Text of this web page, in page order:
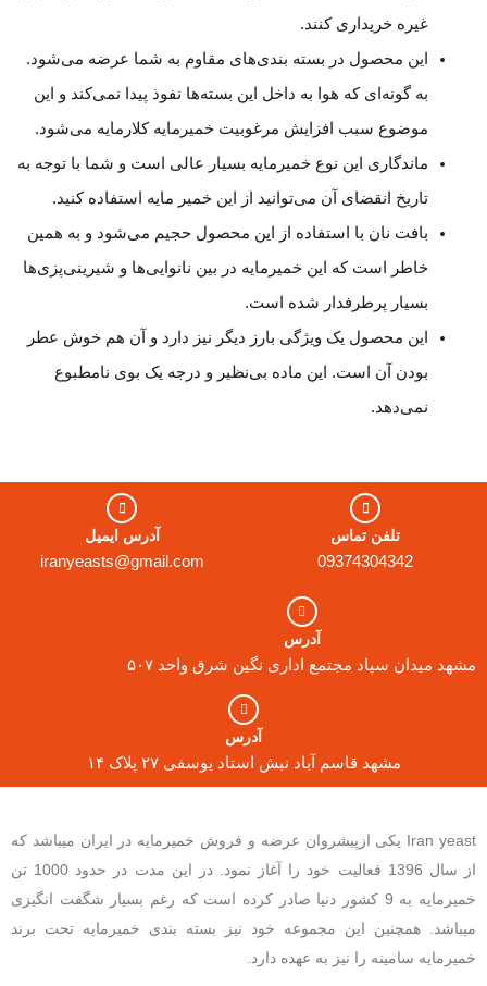
غیره خریداری کنند.
این محصول در بسته بندی‌های مقاوم به شما عرضه می‌شود.
به گونه‌ای که هوا به داخل این بسته‌ها نفوذ پیدا نمی‌کند و این
موضوع سبب افزایش مرغوبیت خمیرمایه کلارمایه می‌شود.
ماندگاری این نوع خمیرمایه بسیار عالی است و شما با توجه به
تاریخ انقضای آن می‌توانید از این خمیر مایه استفاده کنید.
بافت نان با استفاده از این محصول حجیم می‌شود و به همین
خاطر است که این خمیرمایه در بین نانوایی‌ها و شیرینی‌پزی‌ها
بسیار پرطرفدار شده است.
این محصول یک ویژگی بارز دیگر نیز دارد و آن هم خوش‌ عطر
بودن آن است. این ماده بی‌نظیر و درجه یک بوی نامطبوع
نمی‌دهد.
تلفن تماس
09374304342
آدرس ایمیل
iranyeasts@gmail.com
آدرس
مشهد میدان سپاد مجتمع اداری نگین شرق واحد ۵۰۷
آدرس
مشهد قاسم آباد نبش استاد یوسفی ۲۷ پلاک ۱۴
Iran yeast یکی ازپیشروان عرضه و فروش خمیرمایه در ایران میباشد که
از سال 1396 فعالیت خود را آغاز نمود. در این مدت در حدود 1000 تن
خمیرمایه به 9 کشور دنیا صادر کرده است که رغم بسیار شگفت انگیزی
میباشد. همچنین این مجموعه خود نیز بسته بندی خمیرمایه تحت برند
خمیرمایه سامینه را نیز به عهده دارد.